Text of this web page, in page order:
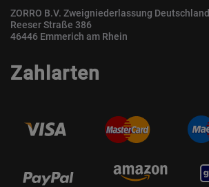
ZORRO B.V. Zweigniederlassung Deutschland
Reeser Straße 386
46446 Emmerich am Rhein
Zahlarten